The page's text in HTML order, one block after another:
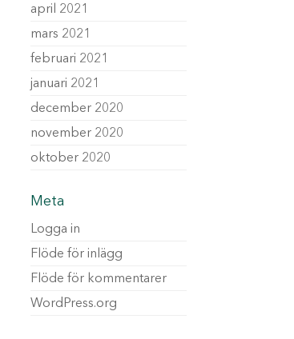
april 2021
mars 2021
februari 2021
januari 2021
december 2020
november 2020
oktober 2020
Meta
Logga in
Flöde för inlägg
Flöde för kommentarer
WordPress.org